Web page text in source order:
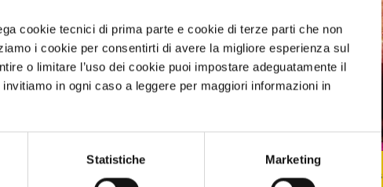
cookie tecnici di prima parte e cookie di terze parti che non
i cookie per consentirti di avere la migliore esperienza sul
o limitare l’uso dei cookie puoi impostare adeguatamente il
in ogni caso a leggere per maggiori informazioni in
Statistiche Marketing
21 GIUGNO 2026
IPPICA: Giordana e Alessio di
Ippodromo al Savio | VIDEO
9 AGOSTO 2026